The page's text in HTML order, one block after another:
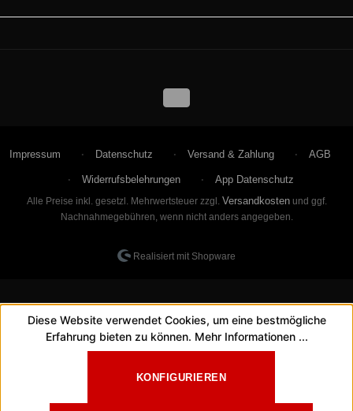
Impressum Datenschutz Versand & Zahlung AGB
Widerrufsbelehrungen App Datenschutz
Alle Preise inkl. gesetzl. Mehrwertsteuer zzgl. Versandkostenund ggf.
Nachnahmegebühren, wenn nicht anders angegeben.
Realisiert mit Shopware
Diese Website verwendet Cookies, um eine bestmögliche
Erfahrung bieten zu können. Mehr Informationen ...
KONFIGURIEREN